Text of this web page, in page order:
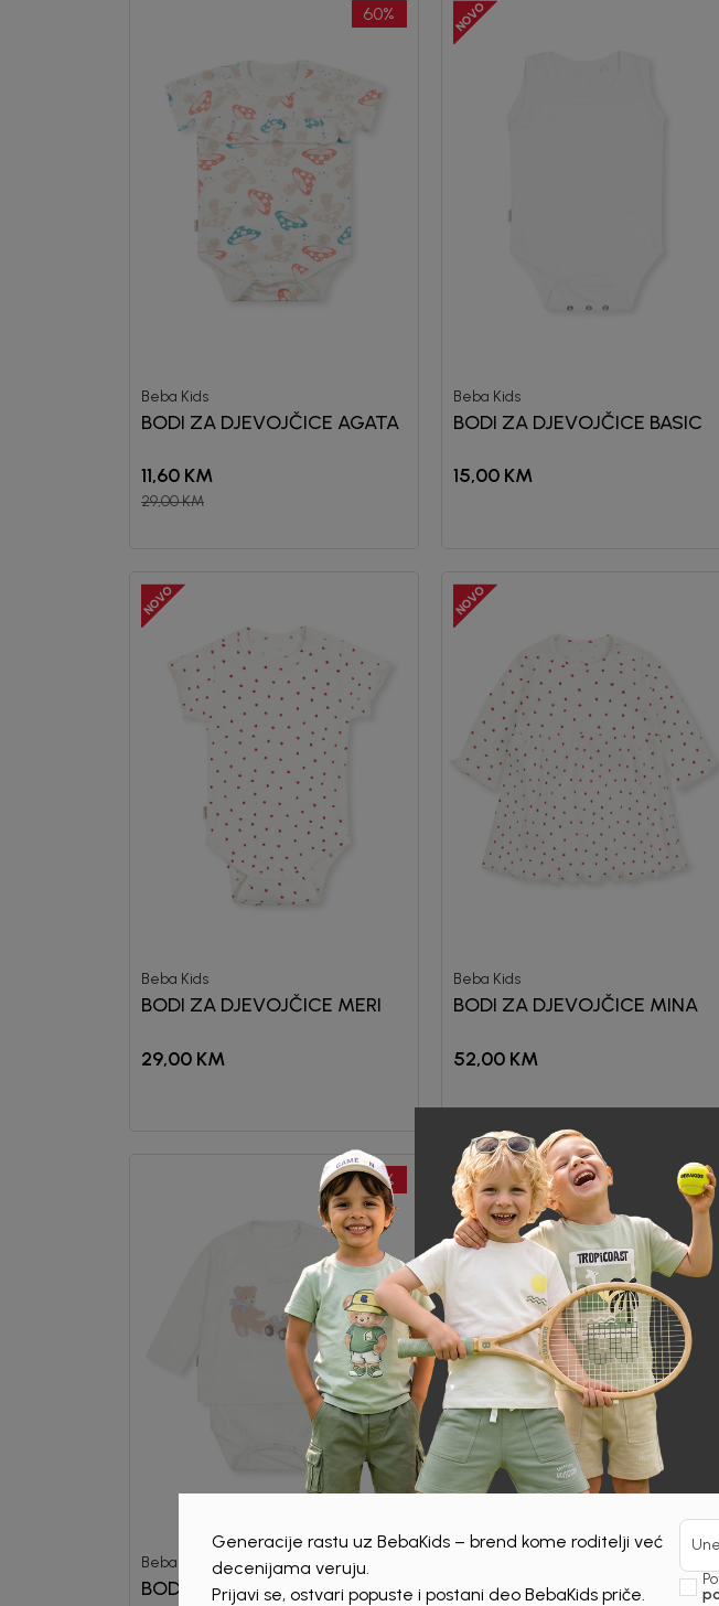
60%
Beba Kids
BODI ZA DJEVOJČICE AGATA
11,60 KM
29,00KM
Beba Kids
BODI ZA DJEVOJČICE BASIC
15,00 KM
Beba Kids
BODI ZA DJEVOJČICE MERI
29,00 KM
Beba Kids
BODI ZA DJEVOJČICE MINA
52,00 KM
40%
Beba Kids
BODI ZA DJEČAKE GAEL
60%
BODI ZA DJEČAKE GERI
Generacije rastu uz BebaKids – brend kome roditelji već
decenijama veruju.
Prijavi se, ostvari popuste i postani deo BebaKids priče.